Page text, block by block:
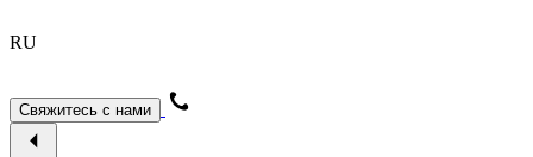
RU
Свяжитесь с нами